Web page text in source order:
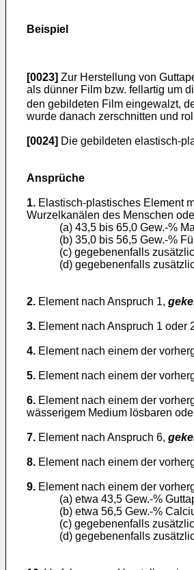
Beispiel
[0023] Zur Herstellung von
als dünner Film bzw. fellartig um
den gebildeten Film eingewalzt,
wurde danach zerschnitten und
[0024] Die gebildeten elastisch-
Ansprüche
1. Elastisch-plastisches Element
Wurzelkanälen des Menschen
(a) 43,5 bis 65,0 Gew.-%
(b) 35,0 bis 56,5 Gew.-%
(c) gegebenenfalls
(d) gegebenenfalls
2. Element nach Anspruch 1,
3. Element nach Anspruch 1 oder
4. Element nach einem der
5. Element nach einem der
6. Element nach einem der
wässerigem Medium lösbaren
7. Element nach Anspruch 6,
8. Element nach einem der
9. Element nach einem der
(a) etwa 43,5 Gew.-%
(b) etwa 56,5 Gew.-%
(c) gegebenenfalls
(d) gegebenenfalls